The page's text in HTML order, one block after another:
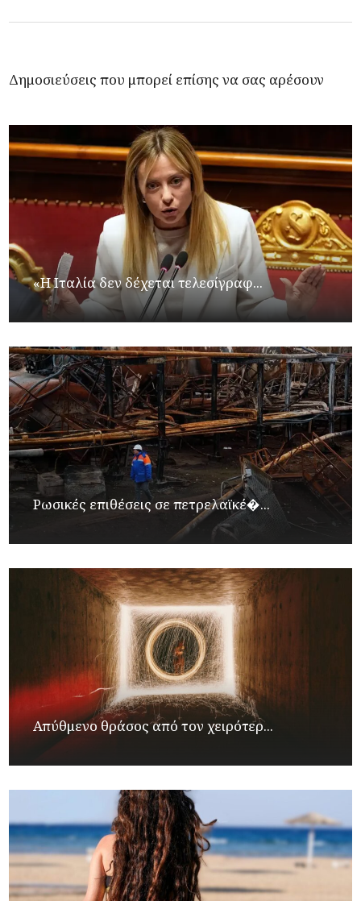
Δημοσιεύσεις που μπορεί επίσης να σας αρέσουν
«Η Ιταλία δεν δέχεται τελεσίγραφ...
Ρωσικές επιθέσεις σε πετρελαϊκέ�...
Απύθμενο θράσος από τον χειρότερ...